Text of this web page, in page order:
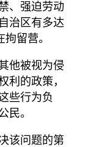
、强迫劳动
治区有多达
留营。
他被视为侵
利的政策，
些行为负
民。
该问题的第